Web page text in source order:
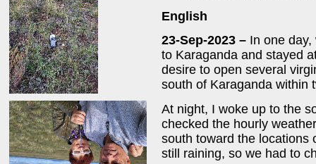
English
23-Sep-2023 – In one
to Karaganda and stayed
desire to open several
south of Karaganda within
At night, I woke up to the
checked the hourly
south toward the locations
still raining, so we had to